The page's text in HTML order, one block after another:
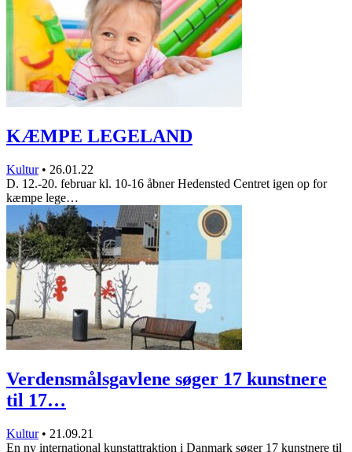
KÆMPE LEGELAND
Kultur • 26.01.22
D. 12.-20. februar kl. 10-16 åbner Hedensted Centret igen op for
kæmpe lege…
Verdensmålsgavlene søger 17 kunstnere
til 17…
Kultur • 21.09.21
En ny international kunstattraktion i Danmark søger 17 kunstnere til